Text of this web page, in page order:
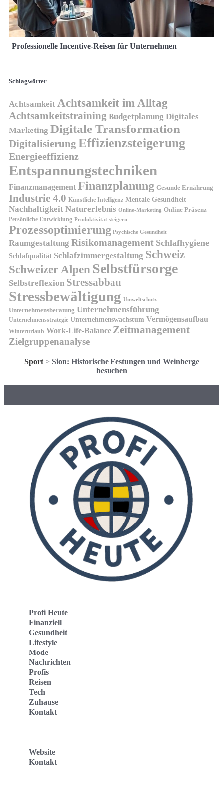
Professionelle Incentive-Reisen für Unternehmen
Schlagwörter
Achtsamkeit Achtsamkeit im Alltag
Achtsamkeitstraining Budgetplanung Digitales
Marketing Digitale Transformation
Digitalisierung Effizienzsteigerung
Energieeffizienz
Entspannungstechniken
Finanzmanagement Finanzplanung Gesunde Ernährung
Industrie 4.0 Künstliche Intelligenz Mentale Gesundheit
Nachhaltigkeit Naturerlebnis Online-Marketing Online Präsenz
Persönliche Entwicklung Produktivität steigern
Prozessoptimierung Psychische Gesundheit
Raumgestaltung Risikomanagement Schlafhygiene
Schlafqualität Schlafzimmergestaltung Schweiz
Schweizer Alpen Selbstfürsorge
Selbstreflexion Stressabbau
Stressbewältigung Umweltschutz
Unternehmensberatung Unternehmensführung
Unternehmensstrategie Unternehmenswachstum Vermögensaufbau
Winterurlaub Work-Life-Balance Zeitmanagement
Zielgruppenanalyse
Sport> Sion: Historische Festungen und Weinberge
besuchen
Profi Heute
Finanziell
Gesundheit
Lifestyle
Mode
Nachrichten
Profis
Reisen
Tech
Zuhause
Kontakt
Website
Kontakt